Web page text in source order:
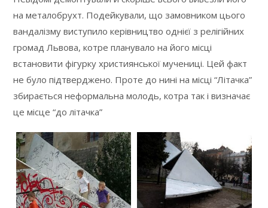
на металобрухт. Подейкували, що замовником цього
вандалізму виступило керівництво однієї з релігійних
громад Львова, котре планувало на його місці
встановити фігурку християнської мучениці. Цей факт
не було підтверджено. Проте до нині на місці “Літачка”
збирається неформальна молодь, котра так і визначає
це місце “до літачка”